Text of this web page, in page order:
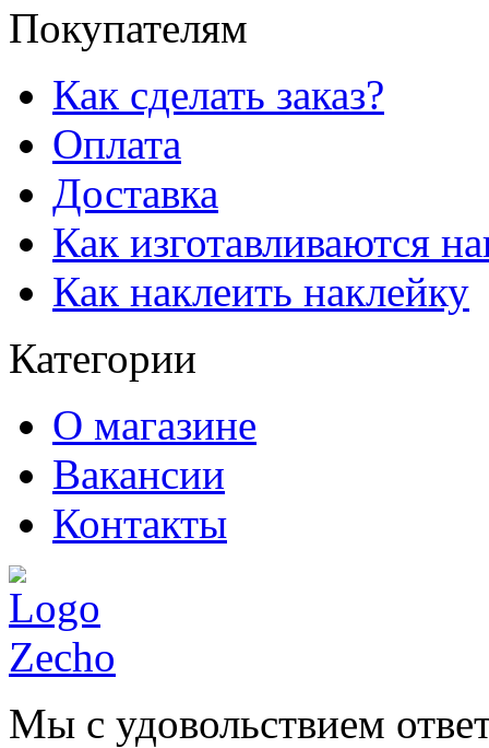
Покупателям
Как сделать заказ?
Оплата
Доставка
Как изготавливаются
Как наклеить наклейку
Категории
О магазине
Вакансии
Контакты
Мы с удовольствием